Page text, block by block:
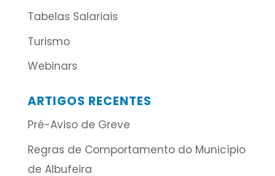
Tabelas Salariais
Turismo
Webinars
ARTIGOS RECENTES
Pré-Aviso de Greve
Regras de Comportamento do Município
de Albufeira